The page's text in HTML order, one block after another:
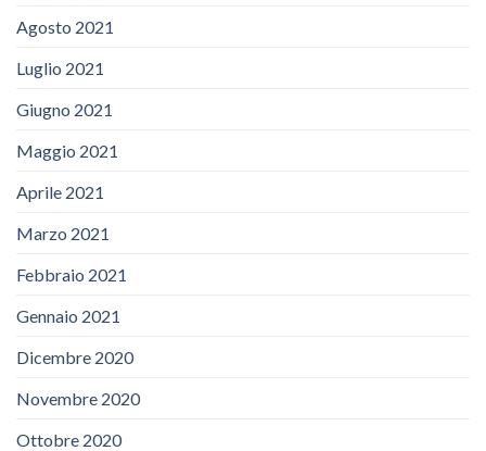
Agosto 2021
Luglio 2021
Giugno 2021
Maggio 2021
Aprile 2021
Marzo 2021
Febbraio 2021
Gennaio 2021
Dicembre 2020
Novembre 2020
Ottobre 2020